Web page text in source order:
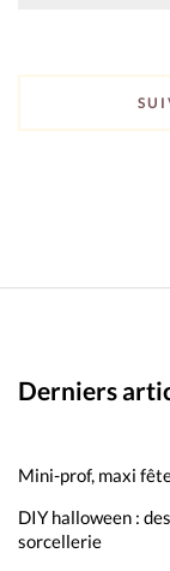
Derniers
Mini-prof, maxi
DIY halloween :
sorcellerie